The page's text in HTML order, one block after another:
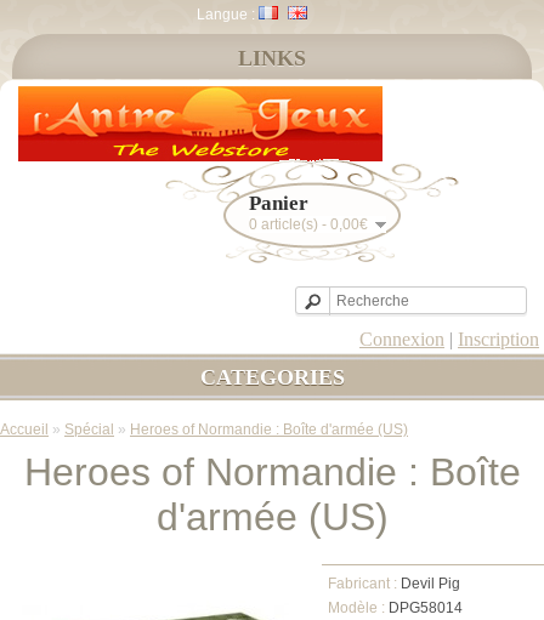
Langue :
Panier
0 article(s) - 0,00€
Connexion | Inscription
LINKS
CATEGORIES
Accueil » Spécial » Heroes of Normandie : Boîte d'armée (US)
Heroes of Normandie : Boîte
d'armée (US)
Fabricant : Devil Pig
Modèle : DPG58014